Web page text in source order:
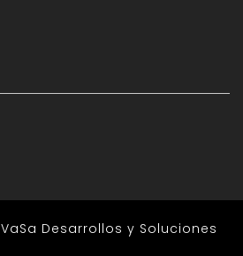
VaSa Desarrollos y Soluciones